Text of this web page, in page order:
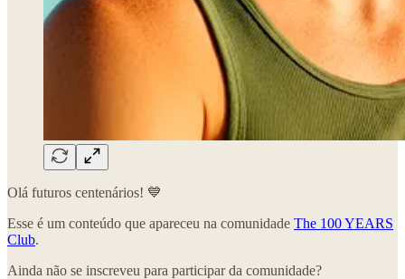
Olá futuros centenários! 💙
Esse é um conteúdo que apareceu na comunidade The 100 YEARS
Club.
Ainda não se inscreveu para participar da comunidade?